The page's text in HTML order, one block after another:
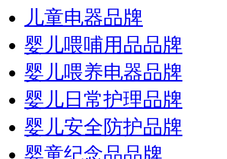
儿童电器品牌
婴儿喂哺用品品牌
婴儿喂养电器品牌
婴儿日常护理品牌
婴儿安全防护品牌
婴童纪念品品牌